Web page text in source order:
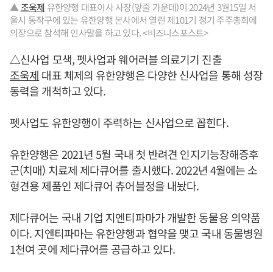
▲조욱제 유한양행 대표이사 사장(앞줄 가운데)이 2024년 3월15일 서
울시 동작구에 있는 유한양행 본사에서 열린 제101기 정기 주주총회에
의장으로 참석해 인사말을 하고 있다. <비즈니스포스트>
△신사업 모색, 펫사업과 웨어러블 의료기기 진출
조욱제 대표 체제의 유한양행은 다양한 신사업을 통해 성장
동력을 개척하고 있다.
펫사업도 유한양행이 주력하는 신사업으로 꼽힌다.
유한양행은 2021년 5월 국내 첫 반려견 인지기능장해증후
군(치매) 치료제 제다큐어를 출시했다. 2022년 4월에는 소
형견용 제품인 제다큐어 츄어블정을 내놨다.
제다큐어는 국내 기업 지엔티파마가 개발한 동물용 의약품
이다. 지엔티파마는 유한양행과 협약을 맺고 국내 동물병원
1천여 곳에 제다큐어를 공급하고 있다.